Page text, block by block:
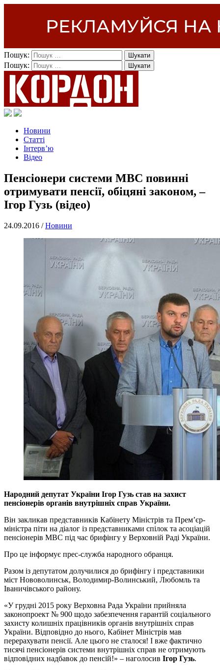
Пошук:
Пошук:
Новини
Статті
Інтерв’ю
Відео
Пенсіонери системи МВС повинні
отримувати пенсії, обіцяні законом, –
Ігор Гузь (відео)
24.09.2016 /Новини
Народний депутат України Ігор Гузь став на захист
пенсіонерів органів внутрішніх справ України.
Він закликав представників Кабінету Міністрів та Прем’єр-
міністра піти на діалог із представниками спілок та асоціацій
пенсіонерів МВС під час брифінгу у Верховній Раді України.
Про це інформує прес-служба народного обранця.
Разом із депутатом долучилися до брифінгу і представники
міст Нововолинськ, Володимир-Волинський, Любомль та
Іваничівського району.
«У грудні 2015 року Верховна Рада України прийняла
законопроект № 900 щодо забезпечення гарантій соціального
захисту колишніх працівників органів внутрішніх справ
України. Відповідно до нього, Кабінет Міністрів мав
перерахувати пенсії. Але цього не сталося! І вже фактично
тисячі пенсіонерів системи внутрішніх справ не отримують
відповідних надбавок до пенсій!» – наголосив Ігор Гузь.